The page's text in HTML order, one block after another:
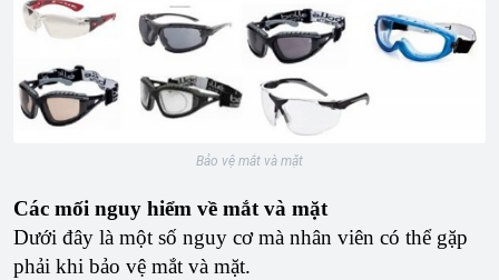
Bảo vệ mắt và mặt
Các mối nguy hiểm về mắt và mặt
Dưới đây là một số nguy cơ mà nhân viên có thể gặp
phải khi bảo vệ mắt và mặt.